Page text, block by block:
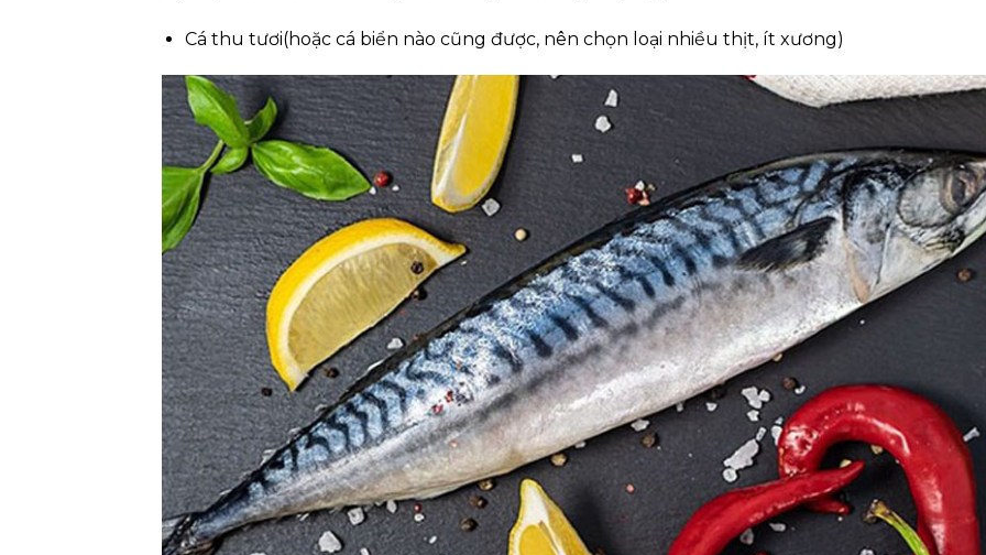
Cá thu tươi(hoặc cá biển nào cũng được, nên chọn loại nhiều thịt, ít xương)